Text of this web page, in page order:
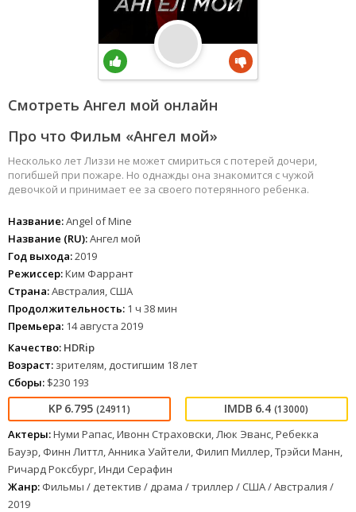
Смотреть Ангел мой онлайн
Про что Фильм «Ангел мой»
Несколько лет Лиззи не может смириться с потерей дочери,
погибшей при пожаре. Но однажды она знакомится с чужой
девочкой и принимает ее за своего потерянного ребенка.
Название:Angel of Mine
Название (RU):Ангел мой
Год выхода:2019
Режиссер:Ким Фаррант
Страна:Австралия, США
Продолжительность: 1 ч 38 мин
Премьера: 14 августа 2019
Качество: HDRip
Возраст: зрителям, достигшим 18 лет
Сборы: $230 193
6.795 (24911) 6.4 (13000)
Актеры:Нуми Рапас, Ивонн Страховски, Люк Эванс, Ребекка
Бауэр, Финн Литтл, Анника Уайтели, Филип Миллер, Трэйси Манн,
Ричард Роксбург, Инди Серафин
Жанр: Фильмы / детектив / драма / триллер / США / Австралия /
2019